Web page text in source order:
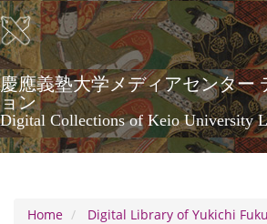
Skip
to
main
content
慶應義塾大学メディアセンター
ョン
Digital Collections of Keio University
Home
Digital Library of Yukichi